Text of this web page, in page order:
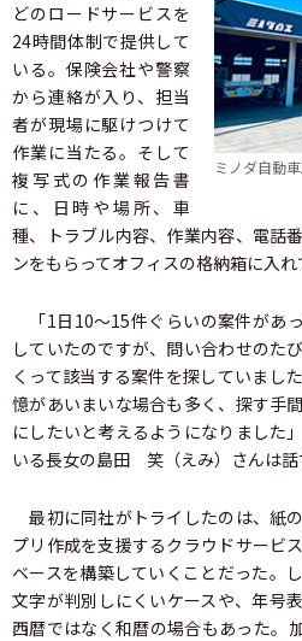
ミノダ自動
どのロードサービスを
24時間体制で提供して
いる。保険会社や警察
から連絡が入り、担当
者が現場に駆けつけて
作業に当たる。そして
複写式の作業報告書
に、日時や場所、車
種、トラブル内容、作業内容、電話
ンをもらってオフィスの格納箱に入れ
「1日10～15件ぐらいの案件があ
していたのですが、問い合わせのた
くって該当する案件を探していまし
憶があいまいな場合も多く、探す手
にしたいと考えるようになりました
いる長女の島田 笑（えみ）さんは話
最初に同社がトライしたのは、紙
プリ作成を支援するクラウドサービ
ベースを構築していくことだった。
文字が判別しにくいケースや、年号
西暦ではなく和暦の場合もあった。